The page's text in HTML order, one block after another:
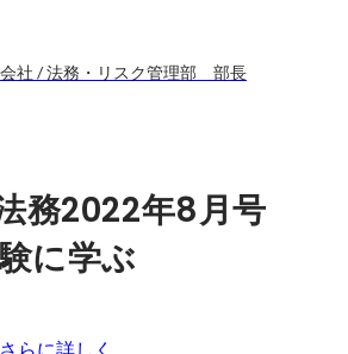
社 / 法務・リスク管理部 部長
務2022年8月号
に学ぶ